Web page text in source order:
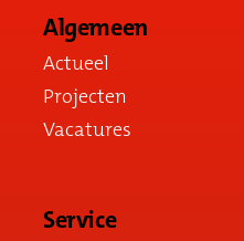
Algemeen
Actueel
Projecten
Vacatures
Service